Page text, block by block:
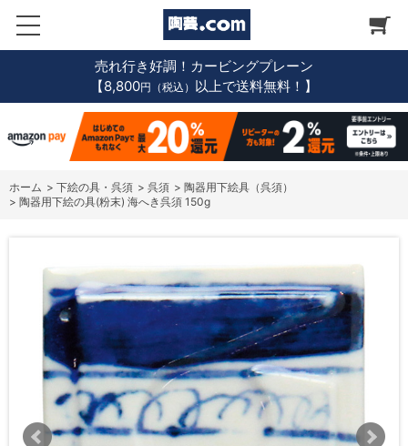
売れ行き好調！カービングプレーン
【8,800円（税込） 以上で送料無料！】
ホーム > 下絵の具・呉須 > 呉須 > 陶器用下絵具（呉須）
> 陶器用下絵の具(粉末) 海へき呉須 150g